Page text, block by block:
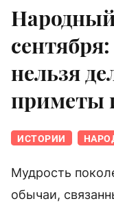
нельзя
приметы
ИСТОРИИ
Мудрость
обычаи,